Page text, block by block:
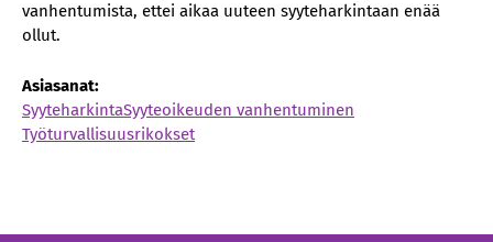
vanhentumista, ettei aikaa uuteen syyteharkintaan enää
ollut.
Asiasanat:
SyyteharkintaSyyteoikeuden vanhentuminen
Työturvallisuusrikokset